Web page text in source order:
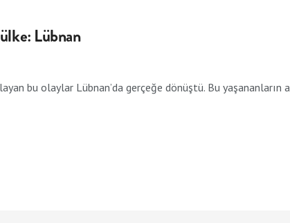
ülke: Lübnan
bu olaylar Lübnan’da gerçeğe dönüştü. Bu yaşananların